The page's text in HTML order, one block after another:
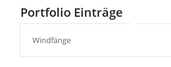
Portfolio Einträge
Windfänge